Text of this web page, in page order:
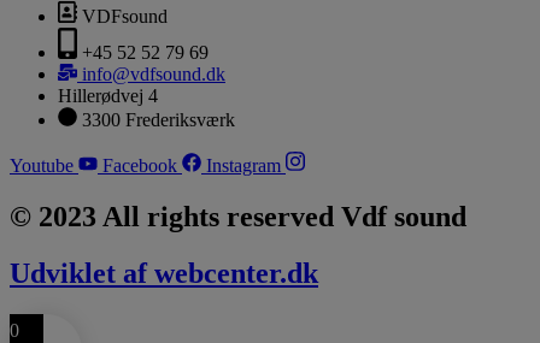
VDFsound
+45 52 52 79 69
info@vdfsound.dk
Hillerødvej 4
3300 Frederiksværk
Youtube Facebook Instagram
© 2023 All rights reserved Vdf sound
Udviklet af webcenter.dk
0